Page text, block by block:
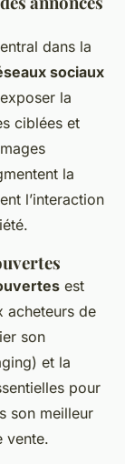
dans la
sociaux
la
ciblées et
la
l’interaction
est
acheteurs de
son
et la
pour
son meilleur
vente.